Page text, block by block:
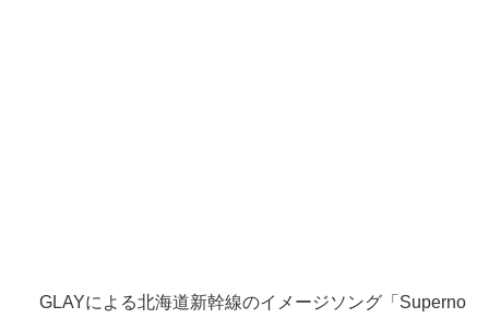
GLAYによる北海道新幹線のイメージソング「Superno